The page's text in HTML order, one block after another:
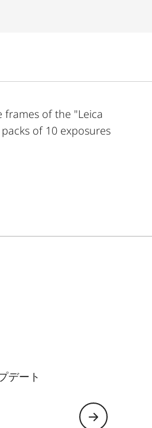
of the "Leica
of 10 exposures
デート